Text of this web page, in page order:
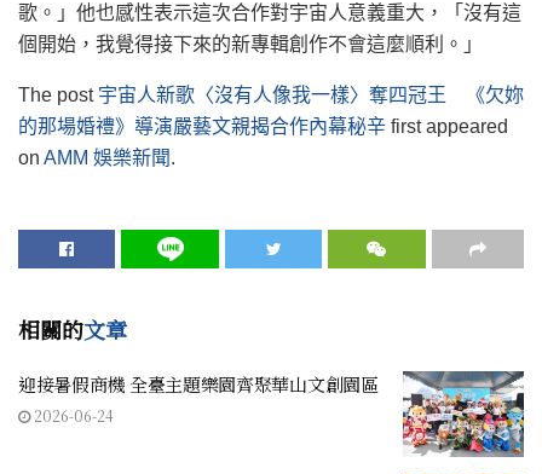
歌。」他也感性表示這次合作對宇宙人意義重大，「沒有這
個開始，我覺得接下來的新專輯創作不會這麼順利。」
The post 宇宙人新歌〈沒有人像我一樣〉奪四冠王 《欠妳
的那場婚禮》導演嚴藝文親揭合作內幕秘辛 first appeared
on AMM 娛樂新聞.
相關的文章
迎接暑假商機 全臺主題樂園齊聚華山文創園區
2026-06-24